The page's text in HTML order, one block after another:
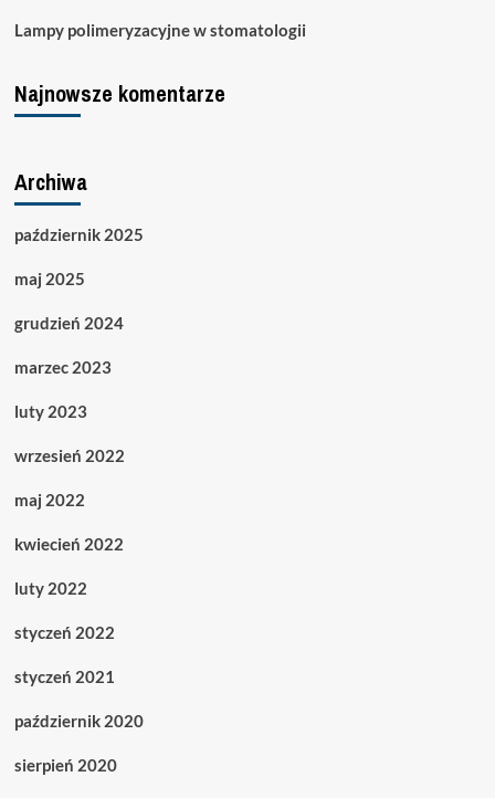
Lampy polimeryzacyjne w stomatologii
Najnowsze komentarze
Archiwa
październik 2025
maj 2025
grudzień 2024
marzec 2023
luty 2023
wrzesień 2022
maj 2022
kwiecień 2022
luty 2022
styczeń 2022
styczeń 2021
październik 2020
sierpień 2020